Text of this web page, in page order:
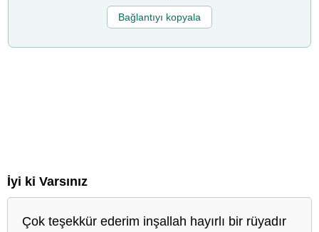
Bağlantıyı kopyala
İyi ki Varsınız
Çok teşekkür ederim inşallah hayırlı bir rüyadır